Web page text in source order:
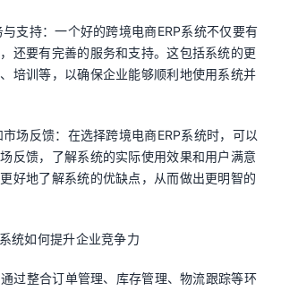
支持：一个好的跨境电商ERP系统不仅要有
还要有完善的服务和支持。这包括系统的更
培训等，以确保企业能够顺利地使用系统并
场反馈：在选择跨境电商ERP系统时，可以
反馈，了解系统的实际使用效果和用户满意
好地了解系统的优缺点，从而做出更明智的
统如何提升企业竞争力
过整合订单管理、库存管理、物流跟踪等环